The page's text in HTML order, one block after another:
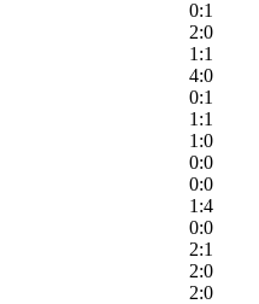
0:1
2:0
1:1
4:0
0:1
1:1
1:0
0:0
0:0
1:4
0:0
2:1
2:0
2:0